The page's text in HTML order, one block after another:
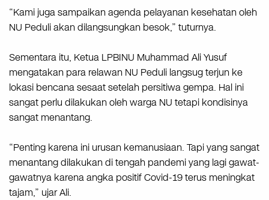
“Kami juga sampaikan agenda pelayanan kesehatan oleh
NU Peduli akan dilangsungkan besok,” tuturnya.
Sementara itu, Ketua LPBINU Muhammad Ali Yusuf
mengatakan para relawan NU Peduli langsug terjun ke
lokasi bencana sesaat setelah persitiwa gempa. Hal ini
sangat perlu dilakukan oleh warga NU tetapi kondisinya
sangat menantang.
“Penting karena ini urusan kemanusiaan. Tapi yang sangat
menantang dilakukan di tengah pandemi yang lagi gawat-
gawatnya karena angka positif Covid-19 terus meningkat
tajam,” ujar Ali.